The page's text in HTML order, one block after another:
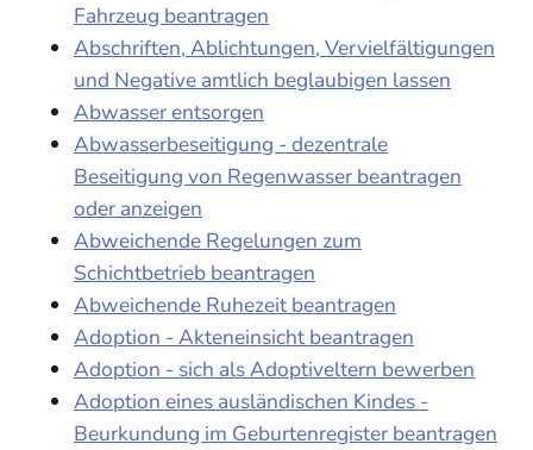
Fahrzeug beantragen
Abschriften, Ablichtungen, Vervielfältigungen
und Negative amtlich beglaubigen lassen
Abwasser entsorgen
Abwasserbeseitigung - dezentrale
Beseitigung von Regenwasser beantragen
oder anzeigen
Abweichende Regelungen zum
Schichtbetrieb beantragen
Abweichende Ruhezeit beantragen
Adoption - Akteneinsicht beantragen
Adoption - sich als Adoptiveltern bewerben
Adoption eines ausländischen Kindes -
Beurkundung im Geburtenregister beantragen